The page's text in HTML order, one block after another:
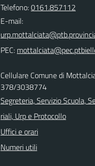
Telefono:0161.857112
E-mail:
PEC:
Cellulare Comune di
378/3038774
Segreteria, Servizio Scuola,
riali, Urp e Protocollo
Uffici e orari
Numeri utili